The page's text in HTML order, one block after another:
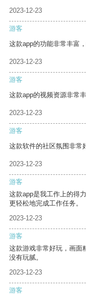
2023-12-23
游客
这款app的功能非常丰富
2023-12-23
游客
这款app的视频资源非常
2023-12-23
游客
这款软件的社区氛围非常
2023-12-23
游客
这款app是我工作上的得
更轻松地完成工作任务。
2023-12-23
游客
这款游戏非常好玩，画面
没有玩腻。
2023-12-23
游客